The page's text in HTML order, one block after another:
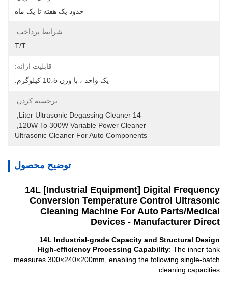
حدود یک هفته تا یک ماه
شرایط پرداخت:
T/T
قابلیت ارائه:
یک واحد ، با وزن 10،5 کیلوگرم.
برجسته کردن:
14 Liter Ultrasonic Degassing Cleaner
120W To 300W Variable Power Cleaner
Ultrasonic Cleaner For Auto Components
توضیح محصول
14L [Industrial Equipment] Digital Frequency
Conversion Temperature Control Ultrasonic
Cleaning Machine For Auto Parts/Medical
Devices - Manufacturer Direct
14L Industrial-grade Capacity and Structural Design
High-efficiency Processing Capability: The inner tank
measures 300×240×200mm, enabling the following single-batch
cleaning capacities: